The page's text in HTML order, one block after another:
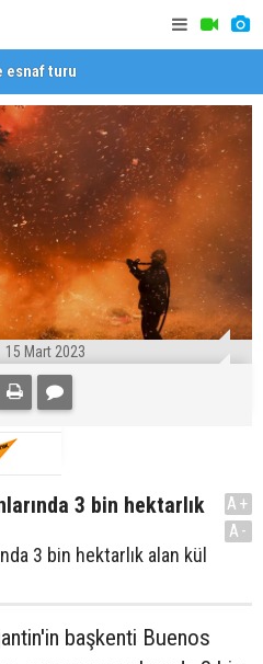
esnaf turu
15 Mart 2023
3 bin hektarlık
3 bin hektarlık alan kül
A+
A-
başkenti Buenos